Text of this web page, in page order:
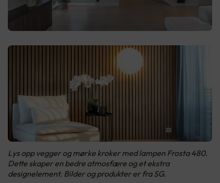
Lys opp vegger og mørke kroker med lampen Frosta 480.
Dette skaper en bedre atmosfære og et ekstra
designelement. Bilder og produkter er fra SG.